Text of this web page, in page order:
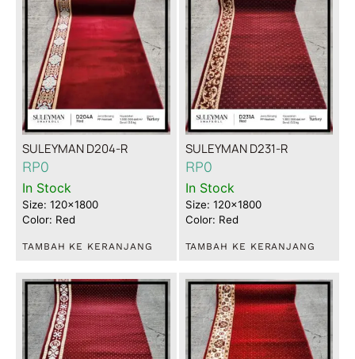
SULEYMAN D204-R
RP0
In Stock
Size: 120x1800
Color: Red
TAMBAH KE KERANJANG
SULEYMAN D231-R
RP0
In Stock
Size: 120x1800
Color: Red
TAMBAH KE KERANJANG